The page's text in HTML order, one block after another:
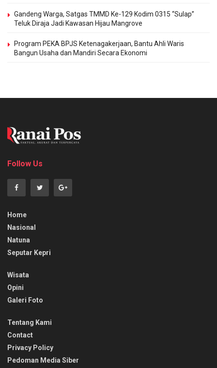
Gandeng Warga, Satgas TMMD Ke-129 Kodim 0315 “Sulap”
Teluk Diraja Jadi Kawasan Hijau Mangrove
Program PEKA BPJS Ketenagakerjaan, Bantu Ahli Waris
Bangun Usaha dan Mandiri Secara Ekonomi
Follow Us
Home
Nasional
Natuna
Seputar Kepri
Wisata
Opini
Galeri Foto
Tentang Kami
Contact
Privacy Policy
Pedoman Media Siber